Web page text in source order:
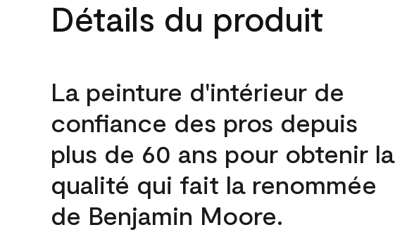
Détails du produit
La peinture d'intérieur de
confiance des pros depuis
plus de 60 ans pour obtenir la
qualité qui fait la renommée
de Benjamin Moore.